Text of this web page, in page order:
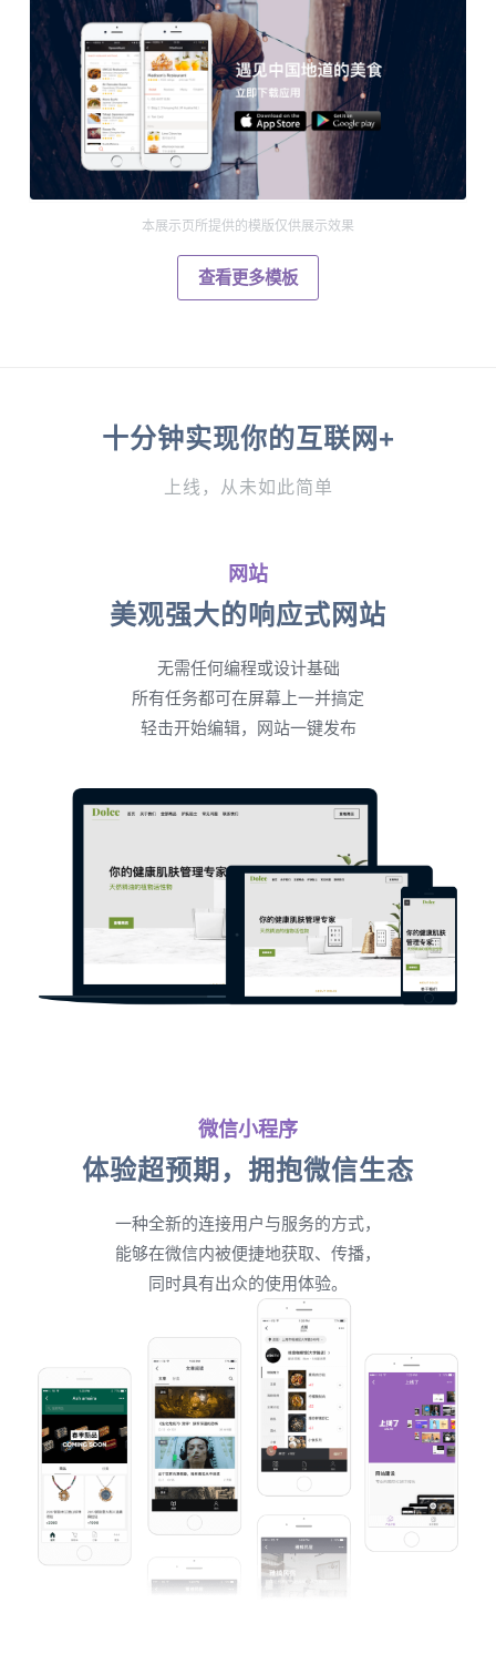
本展示页所提供的模版仅供展示效果
查看更多模板
十分钟实现你的互联网+
上线，从未如此简单
网站
美观强大的响应式网站
无需任何编程或设计基础
所有任务都可在屏幕上一并搞定
轻击开始编辑，网站一键发布
微信小程序
体验超预期，拥抱微信生态
一种全新的连接用户与服务的方式，
能够在微信内被便捷地获取、传播，
同时具有出众的使用体验。